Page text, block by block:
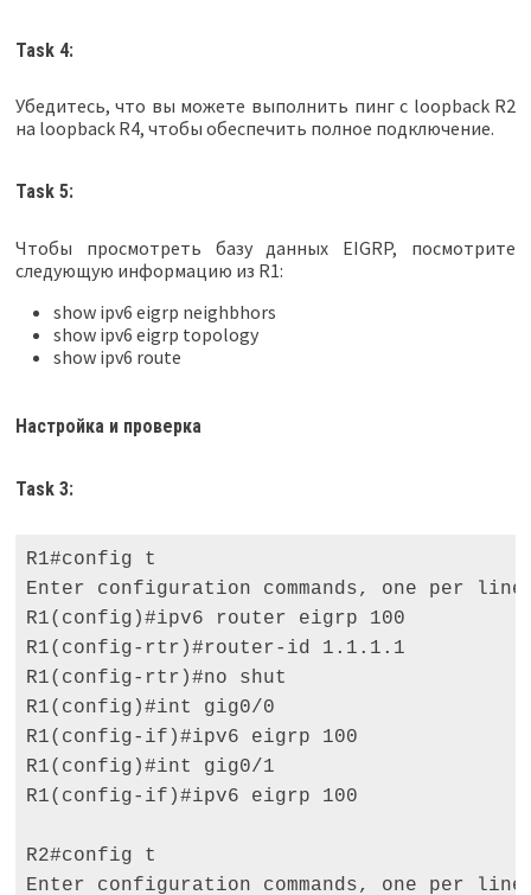
Task 4:
Убедитесь, что вы можете выполнить пинг с loopback R2
на loopback R4, чтобы обеспечить полное подключение.
Task 5:
Чтобы просмотреть базу данных EIGRP, посмотрите
следующую информацию из R1:
show ipv6 eigrp neighbhors
show ipv6 eigrp topology
show ipv6 route
Настройка и проверка
Task 3:
R1#config t
Enter configuration commands, one per
R1(config)#ipv6 router eigrp 100
R1(config-rtr)#router-id 1.1.1.1
R1(config-rtr)#no shut
R1(config)#int gig0/0
R1(config-if)#ipv6 eigrp 100
R1(config)#int gig0/1
R1(config-if)#ipv6 eigrp 100
R2#config t
Enter configuration commands, one per